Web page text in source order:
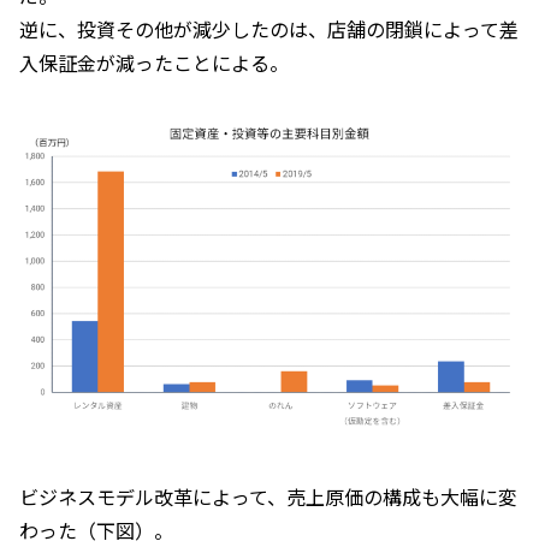
逆に、投資その他が減少したのは、店舗の閉鎖によって差
入保証金が減ったことによる。
ビジネスモデル改革によって、売上原価の構成も大幅に変
わった（下図）。